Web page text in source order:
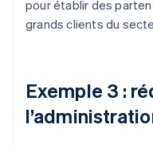
pour établir des
grands clients du
Exemple 3 :